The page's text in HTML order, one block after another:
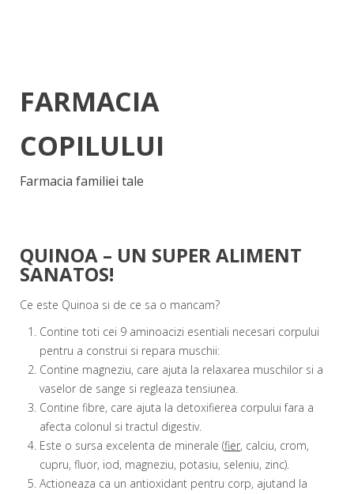
FARMACIA
COPILULUI
Farmacia familiei tale
QUINOA – UN SUPER ALIMENT
SANATOS!
Ce este Quinoa si de ce sa o mancam?
Contine toti cei 9 aminoacizi esentiali necesari corpului
pentru a construi si repara muschii:
Contine magneziu, care ajuta la relaxarea muschilor si a
vaselor de sange si regleaza tensiunea.
Contine fibre, care ajuta la detoxifierea corpului fara a
afecta colonul si tractul digestiv.
Este o sursa excelenta de minerale (fier, calciu, crom,
cupru, fluor, iod, magneziu, potasiu, seleniu, zinc).
Actioneaza ca un antioxidant pentru corp, ajutand la